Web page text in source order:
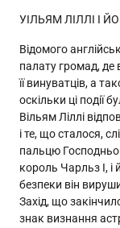
УІЛЬЯМ ЛІЛЛІ І
Відомого
палату громад, де
її винуватців, а
оскільки ці події
Вільям Ліллі
і те, що сталося,
пальцю
король Чарльз I,
безпеки він
Захід, що
знак визнання